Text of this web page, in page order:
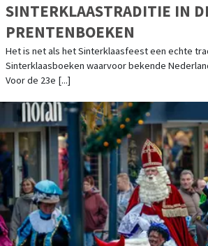
SINTERKLAASTRADITIE IN
PRENTENBOEKEN
Het is net als het Sinterklaasfeest een echte
Sinterklaasboeken waarvoor bekende
Voor de 23e [...]